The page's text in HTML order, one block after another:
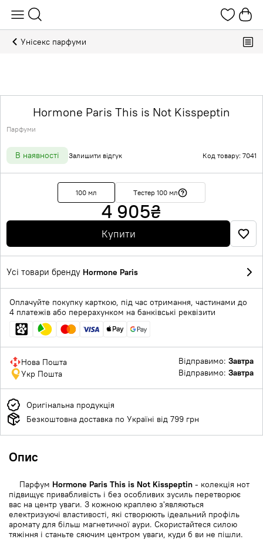
Унісекс парфуми
Hormone Paris This is Not Kisspeptin
Парфуми
В наявності Залишити відгук Код товару: 7041
100 мл Тестер 100 мл
4 905₴
Купити
Усі товари бренду Hormone Paris
Оплачуйте покупку карткою, під час отримання, частинами до
4 платежів або перерахунком на банківські реквізити
Нова Пошта Відправимо: Завтра
Укр Пошта
Відправимо: Завтра
Оригінальна продукція
Безкоштовна доставка по Україні від 799 грн
Опис
Парфум Hormone Paris This is Not Kisspeptin - колекція нот
підвищує привабливість і без особливих зусиль перетворює
вас на центр уваги. З кожною краплею з'являються
електризуючі властивості, які створюють ідеальний профіль
аромату для більш магнетичної аури. Скористайтеся силою
тяжіння і станьте сяючим центром уваги, куди б ви не пішли.